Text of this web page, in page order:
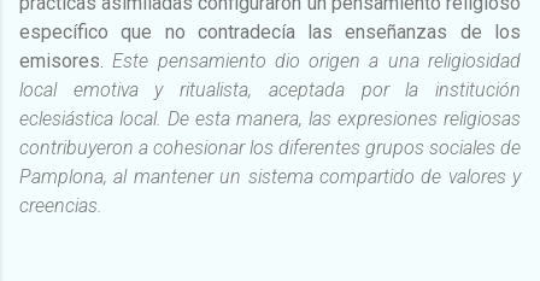
específico que no contradecía las enseñanzas de los
emisores. Este pensamiento dio origen a una religiosidad
local emotiva y ritualista, aceptada por la institución
eclesiástica local. De esta manera, las expresiones religiosas
contribuyeron a cohesionar los diferentes grupos sociales de
Pamplona, al mantener un sistema compartido de valores y
creencias.